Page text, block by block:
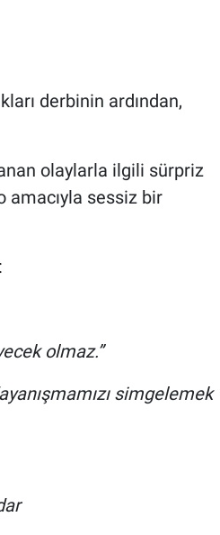
derbinin ardından,
olaylarla ilgili sürpriz
amacıyla sessiz bir
olmaz.”
simgelemek